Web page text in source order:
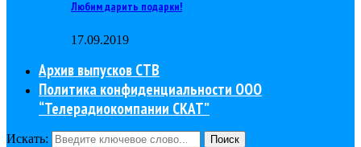
Любим дарить подарки!
17.09.2019
Архив выпусков СТВ
Политика конфиденциальности ООО
“Телерадиокомпании СКАТ”
Искать:
Поиск